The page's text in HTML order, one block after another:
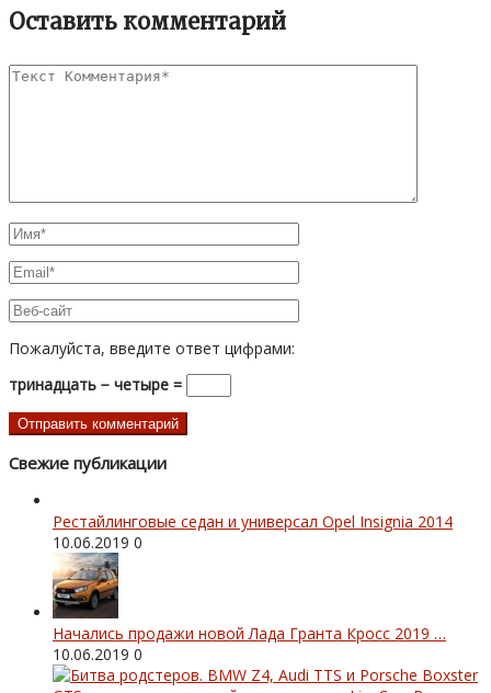
Оставить комментарий
Пожалуйста, введите ответ цифрами:
тринадцать − четыре =
Свежие публикации
Рестайлинговые седан и универсал Opel Insignia 2014
10.06.2019 0
Начались продажи новой Лада Гранта Кросс 2019 …
10.06.2019 0